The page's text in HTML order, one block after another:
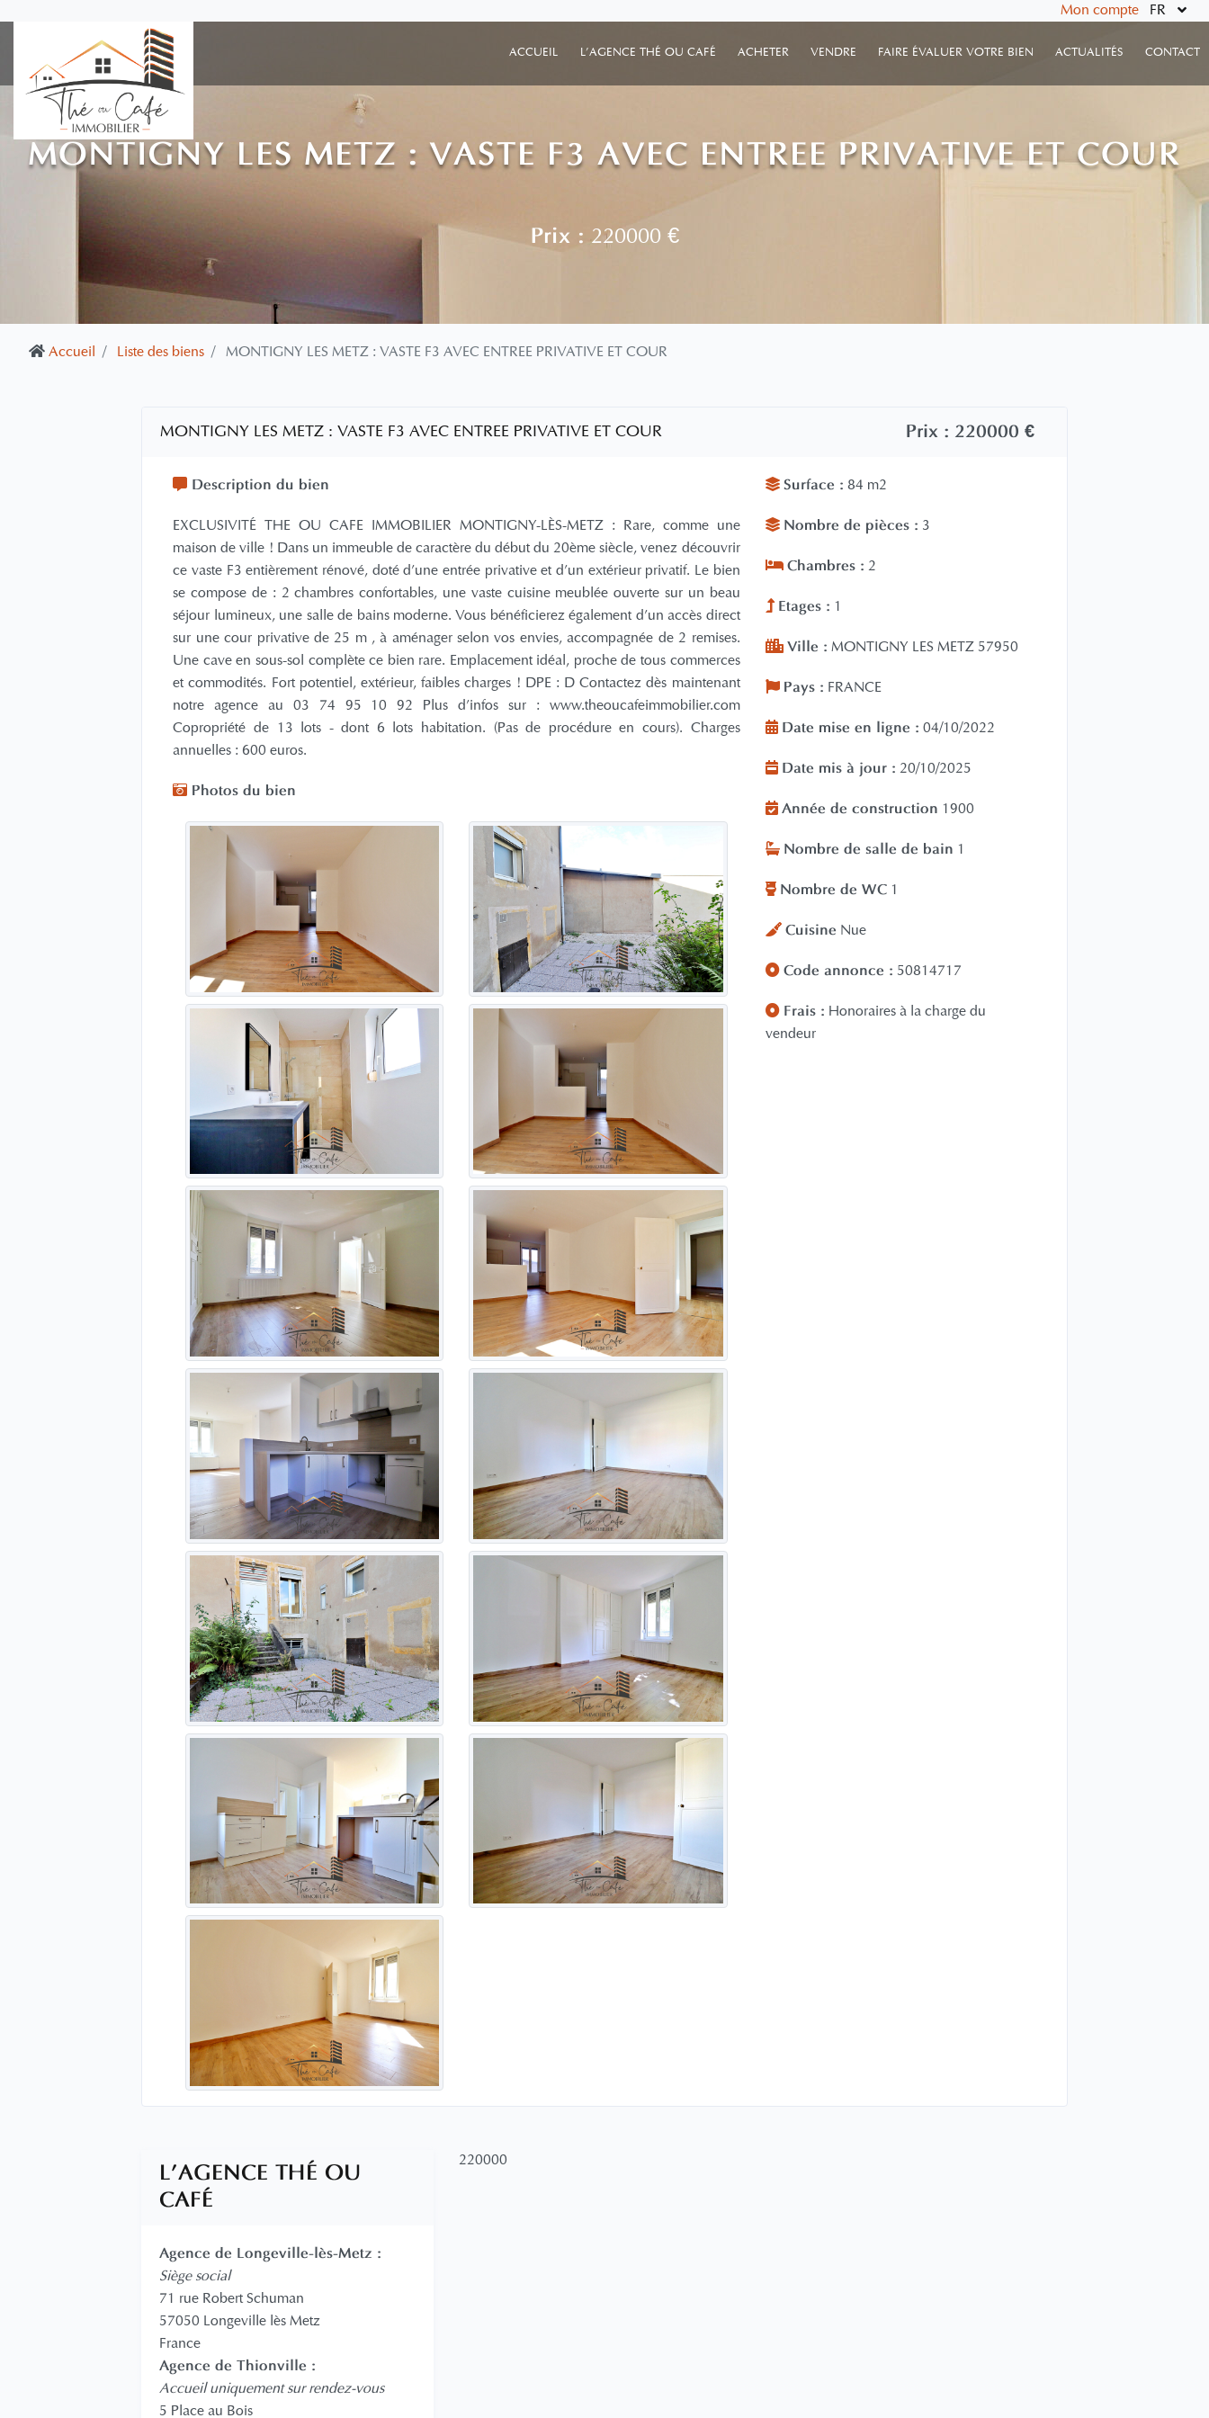
Mon compte FR
ACCUEIL L'AGENCE THÉ OU CAFÉ ACHETER VENDRE FAIRE ÉVALUER VOTRE BIEN ACTUALITÉS CONTACT
MONTIGNY LES METZ : VASTE F3 AVEC ENTREE PRIVATIVE ET COUR
Prix : 220000 €
Accueil Liste des biens MONTIGNY LES METZ : VASTE F3 AVEC ENTREE PRIVATIVE ET COUR
MONTIGNY LES METZ : VASTE F3 AVEC ENTREE PRIVATIVE ET COUR Prix : 220000 €
Description du bien
EXCLUSIVITÉ THE OU CAFE IMMOBILIER MONTIGNY-LÈS-METZ : Rare, comme une
maison de ville ! Dans un immeuble de caractère du début du 20ème siècle, venez découvrir
ce vaste F3 entièrement rénové, doté d'une entrée privative et d'un extérieur privatif. Le bien
se compose de : 2 chambres confortables, une vaste cuisine meublée ouverte sur un beau
séjour lumineux, une salle de bains moderne. Vous bénéficierez également d'un accès direct
sur une cour privative de 25 m², à aménager selon vos envies, accompagnée de 2 remises.
Une cave en sous-sol complète ce bien rare. Emplacement idéal, proche de tous commerces
et commodités. Fort potentiel, extérieur, faibles charges ! DPE : D Contactez dès maintenant
notre agence au 03 74 95 10 92 Plus d'infos sur : www.theoucafeimmobilier.com
Copropriété de 13 lots - dont 6 lots habitation. (Pas de procédure en cours). Charges
annuelles : 600 euros.
Photos du bien
Surface : 84 m2
Nombre de pièces : 3
Chambres : 2
Etages : 1
Ville : MONTIGNY LES METZ 57950
Pays : FRANCE
Date mise en ligne : 04/10/2022
Date mis à jour : 20/10/2025
Année de construction 1900
Nombre de salle de bain 1
Nombre de WC1
Cuisine Nue
Code annonce : 50814717
Frais : Honoraires à la charge du
vendeur
L'AGENCE THÉ OU
CAFÉ
Agence de Longeville-lès-Metz :
Siège social
71 rue Robert Schuman
57050 Longeville lès Metz
France
Agence de Thionville :
Accueil uniquement sur rendez-vous
5 Place au Bois
220000